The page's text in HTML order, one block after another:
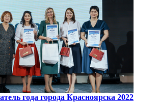
года города Красноярска 2022